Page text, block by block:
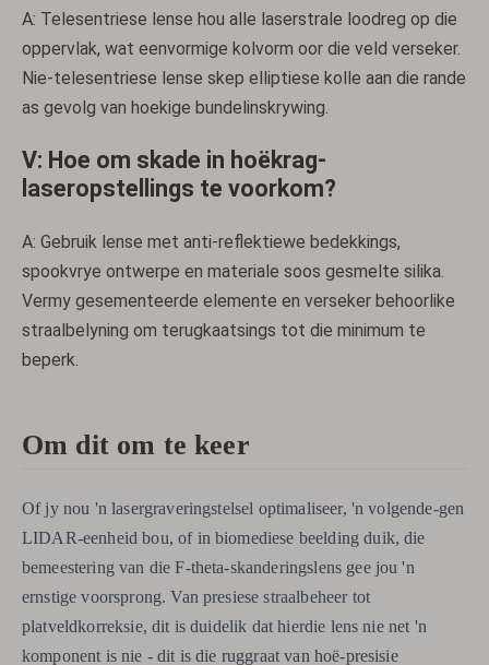
A: Telesentriese lense hou alle laserstrale loodreg op die
oppervlak, wat eenvormige kolvorm oor die veld verseker.
Nie-telesentriese lense skep elliptiese kolle aan die rande
as gevolg van hoekige bundelinskrywing.
V: Hoe om skade in hoëkrag-
laseropstellings te voorkom?
A: Gebruik lense met anti-reflektiewe bedekkings,
spookvrye ontwerpe en materiale soos gesmelte silika.
Vermy gesementeerde elemente en verseker behoorlike
straalbelyning om terugkaatsings tot die minimum te
beperk.
Om dit om te keer
Of jy nou 'n lasergraveringstelsel optimaliseer, 'n volgende-gen
LIDAR-eenheid bou, of in biomediese beelding duik, die
bemeestering van die F-theta-skanderingslens gee jou 'n
ernstige voorsprong. Van presiese straalbeheer tot
platveldkorreksie, dit is duidelik dat hierdie lens nie net 'n
komponent is nie - dit is die ruggraat van hoë-presisie